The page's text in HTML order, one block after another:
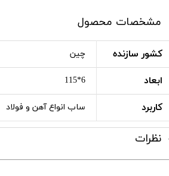
مشخصات محصول
کشور سازنده چین
ابعاد 6*115
کاربرد ساب انواع آهن و فولاد
نظرات